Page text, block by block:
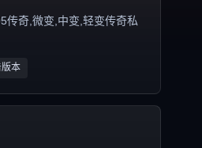
传奇,微变,中变,轻变传奇私
本